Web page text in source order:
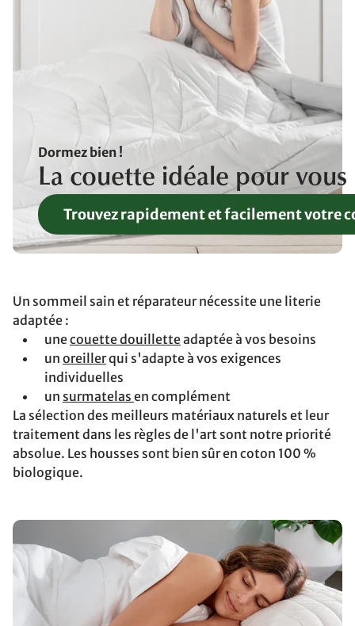
Dormez bien !
La couette idéale pour vous
Trouvez rapidement et facilement votre
Un sommeil sain et réparateur nécessite une literie
adaptée :
unecouette douilletteadaptée à vos besoins
un oreillerqui s'adapte à vos exigences
individuelles
un surmatelas en complément
La sélection des meilleurs matériaux naturels et leur
traitement dans les règles de l'art sont notre priorité
absolue. Les housses sont bien sûr en coton 100 %
biologique.